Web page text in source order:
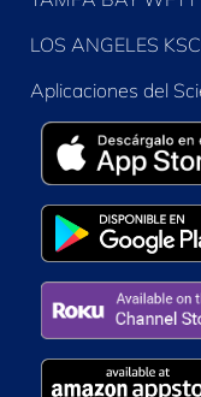
LOS ANGELES
Aplicaciones del